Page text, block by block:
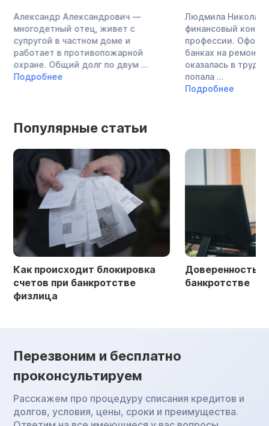
Александр Александрович —
многодетный отец, живет с
супругой в частном доме и
работает в противопожарной
охране. Общий долг по двум ...
Подробнее
Людмила
финансовый
профессии.
банках на ремонт
оказалась в
попала ...
Подробнее
Популярные статьи
Как происходит блокировка
счетов при банкротстве
физлица
Доверенность
банкротстве
Перезвоним и бесплатно
проконсультируем
Расскажем про процедуру списания кредитов и
долгов, условия, цены, сроки и преимущества.